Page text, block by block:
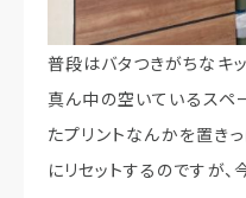
普段はバタつきがちなキ
真ん中の空いているスペ
たプリントなんかを置き
にリセットするのですが、